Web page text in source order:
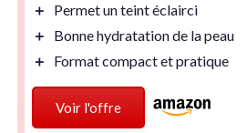
＋ Permet un teintéclairci
＋
Bonnehydratationde la peau
＋
Formatcompactet pratique
Voir l'offre